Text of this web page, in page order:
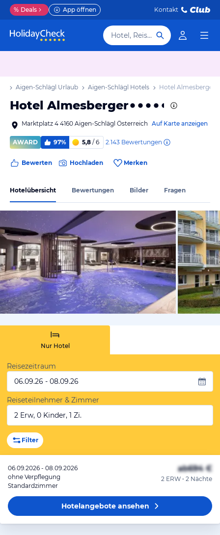
% Deals App öffnen Kontakt
Hotel, Reiseziel
Aigen-Schlägl Urlaub Aigen-Schlägl Hotels Hotel Almesberger
Hotel Almesberger
Marktplatz 4 4160 Aigen-Schlägl Österreich Auf Karte anzeigen
AWARD 97% 5,8 / 6 2.143 Bewertungen
Bewerten Hochladen Merken
Hotelübersicht Bewertungen Bilder Fragen
vom
Nur Hotel
Reisezeitraum
06.09.26 - 08.09.26
Reiseteilnehmer & Zimmer
2 Erw, 0 Kinder, 1 Zi.
Filter
06.09.2026 - 08.09.2026
ohne Verpflegung
Standardzimmer
ab694 €
2 ERW • 2 Nächte
Hotelangeboteansehen